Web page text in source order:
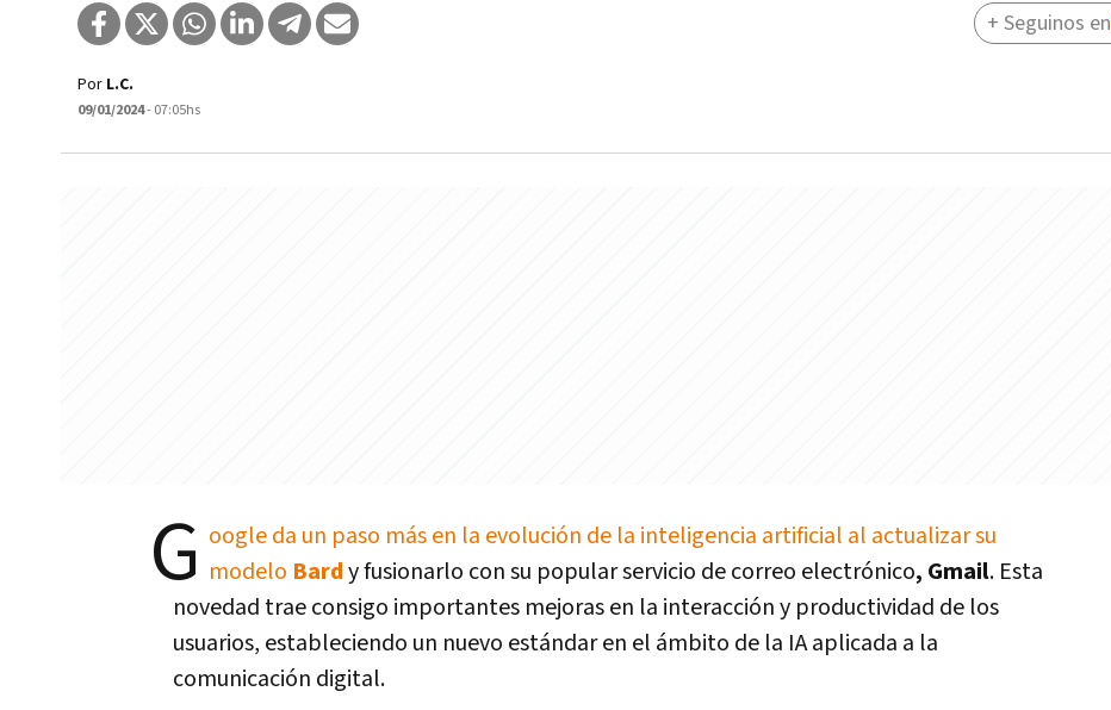
Por L.C.
09/01/2024- 07:05hs
+ Seguinos en
G oogle da un paso más en la evolución de la inteligencia artificial al actualizar su
modelo Bardy fusionarlo con su popular servicio de correo electrónico, Gmail. Esta
novedad trae consigo importantes mejoras en la interacción y productividad de los
usuarios, estableciendo un nuevo estándar en el ámbito de la IA aplicada a la
comunicación digital.